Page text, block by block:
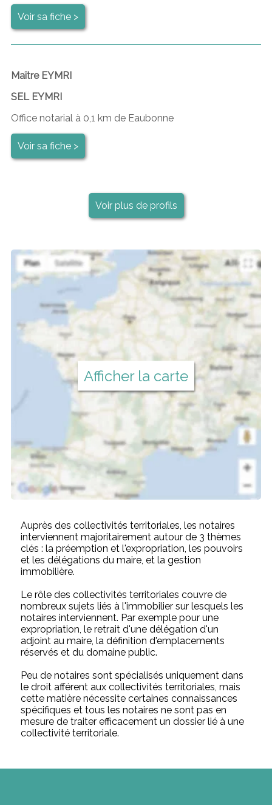
Voir sa fiche >
Maître EYMRI
SEL EYMRI
Office notarial à 0,1 km de Eaubonne
Voir sa fiche >
Voir plus de profils
Afficher la carte
Auprès des collectivités territoriales, les notaires
interviennent majoritairement autour de 3 thèmes
clés : la préemption et l'expropriation, les pouvoirs
et les délégations du maire, et la gestion
immobilière.
Le rôle des collectivités territoriales couvre de
nombreux sujets liés à l'immobilier sur lesquels les
notaires interviennent. Par exemple pour une
expropriation, le retrait d'une délégation d'un
adjoint au maire, la définition d'emplacements
réservés et du domaine public.
Peu de notaires sont spécialisés uniquement dans
le droit afférent aux collectivités territoriales, mais
cette matière nécessite certaines connaissances
spécifiques et tous les notaires ne sont pas en
mesure de traiter efficacement un dossier lié à une
collectivité territoriale.